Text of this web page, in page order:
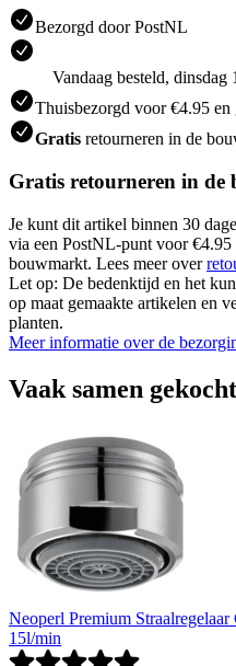
Bezorgd door PostNL
Vandaag besteld, dinsdag
Thuisbezorgd voor €4.95 en
Gratis retourneren in de
Gratis retourneren in de
Je kunt dit artikel binnen 30
via een PostNL-punt voor
bouwmarkt. Lees meer over
Let op: De bedenktijd en het
op maat gemaakte artikelen en
planten.
Meer informatie over de
Vaak samen gekocht
Neoperl Premium
15l/min